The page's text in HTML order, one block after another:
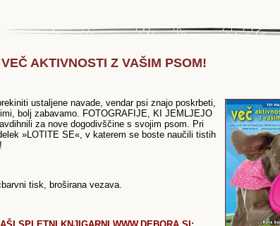
AKTIVNOSTI Z VAŠIM PSOM!
ustaljene navade, vendar psi znajo poskrbeti,
bolj zabavamo. FOTOGRAFIJE, KI JEMLJEJO
za nove dogodivščine s svojim psom. Pri
»LOTITE SE«, v katerem se boste naučili tistih
tisk, broširana vezava.